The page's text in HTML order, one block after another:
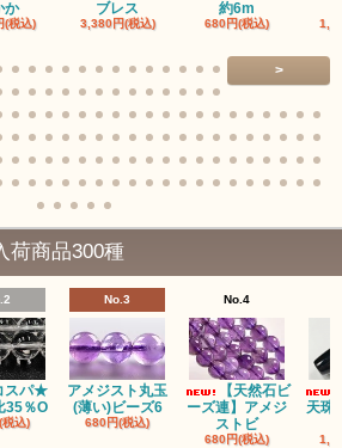
/カーネリアン）
種
）
ァイト/Aventurine)
か
(税込)
ブレス
3,380円(税込)
約6m
680円(税込)
>
荷商品300種
スパ★
35％O
込)
No.3
アメジスト丸玉
(薄い)ビーズ6
680円(税込)
No.4
【天然石ビ
ーズ連】アメジ
ストビ
680円(税込)
天珠